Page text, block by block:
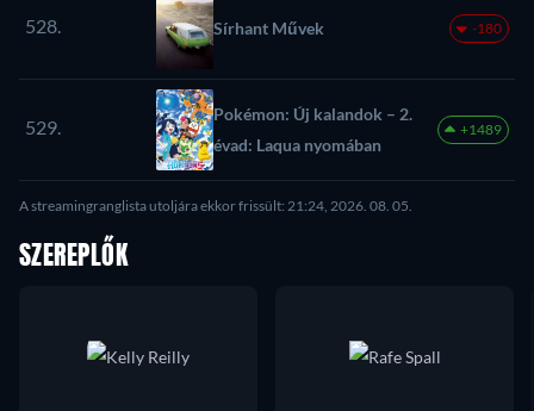
528. Sírhant Művek -180
529.
Pokémon: Új kalandok – 2.
évad: Laqua nyomában
+1489
A streamingranglista utoljára ekkor frissült: 21:24, 2026. 08. 05.
SZEREPLŐK